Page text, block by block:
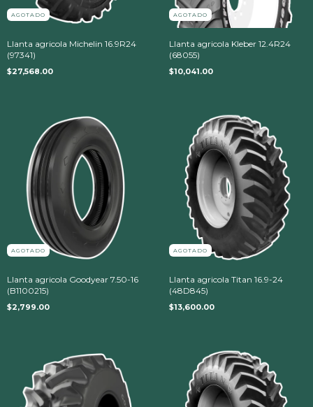
AGOTADO
Llanta agricola Michelin 16.9R24
(97341)
$27,568.00
AGOTADO
Llanta agricola Kleber 12.4R24
(68055)
$10,041.00
AGOTADO
Llanta agricola Goodyear 7.50-16
(B1100215)
$2,799.00
AGOTADO
Llanta agricola Titan 16.9-24
(48D845)
$13,600.00